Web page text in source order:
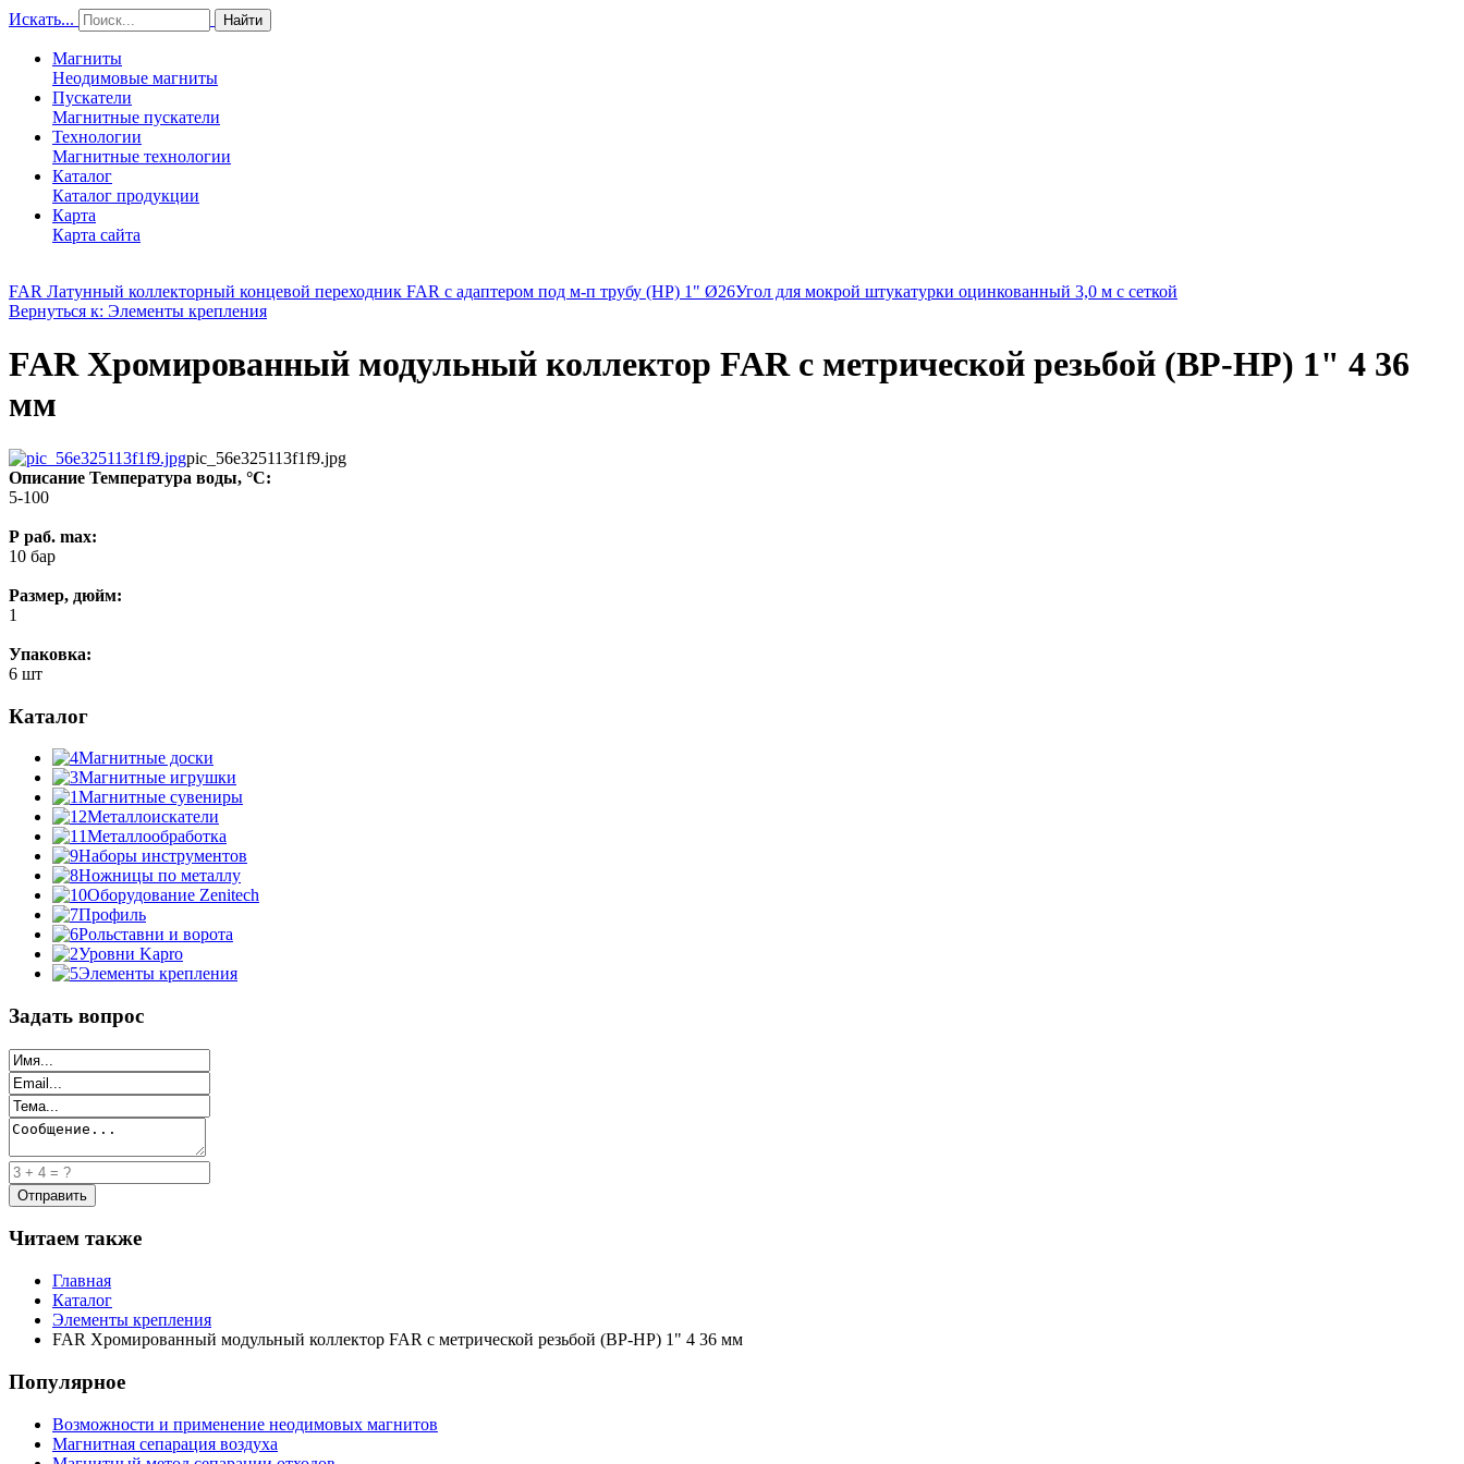
Искать... Найти
Магниты
Неодимовые магниты
Пускатели
Магнитные пускатели
Технологии
Магнитные технологии
Каталог
Каталог продукции
Карта
Карта сайта
FAR Латунный коллекторный концевой переходник FAR с адаптером под м-п трубу (НР) 1" Ø26Угол для мокрой штукатурки оцинкованный 3,0 м с сеткой
Вернуться к: Элементы крепления
FAR Хромированный модульный коллектор FAR с метрической резьбой (ВР-НР) 1" 4 36
мм
pic_56e325113f1f9.jpg
Описание Температура воды, °C:
5-100
Р раб. max:
10 бар
Размер, дюйм:
1
Упаковка:
6 шт
Каталог
Магнитные доски
Магнитные игрушки
Магнитные сувениры
Металлоискатели
Металлообработка
Наборы инструментов
Ножницы по металлу
Оборудование Zenitech
Профиль
Рольставни и ворота
Уровни Kapro
Элементы крепления
Задать вопрос
Читаем также
Главная
Каталог
Элементы крепления
FAR Хромированный модульный коллектор FAR с метрической резьбой (ВР-НР) 1" 4 36 мм
Популярное
Возможности и применение неодимовых магнитов
Магнитная сепарация воздуха